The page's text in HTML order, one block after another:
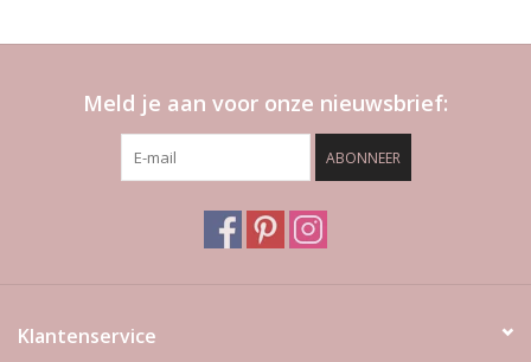
Meld je aan voor onze nieuwsbrief:
ABONNEER
Klantenservice